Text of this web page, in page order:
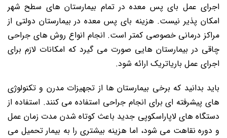
اجرای عمل بای پس معده در تمام بیمارستان های سطح شهر
امکان پذیر نیست. هزینه بای پس معده در بیمارستان دولتی از
مراکز درمانی خصوصی کمتر است. انجام انواع روش های جراحی
چاقی در بیمارستان هایی صورت می گیرد که امکانات لازم برای
اجرای عمل باریاتریک ارائه شود.
باید بدانید که برخی بیمارستان ها از تجهیزات مدرن و تکنولوژی
های پیشرفته ای برای انجام جراحی استفاده می کنند. استفاده از
دستگاه های لاپاراسکوپی جدید باعث کوتاه شدن مدت زمان عمل
و دوره نقاهت می شود، اما هزینه بیشتری را به بیمار تحمیل می